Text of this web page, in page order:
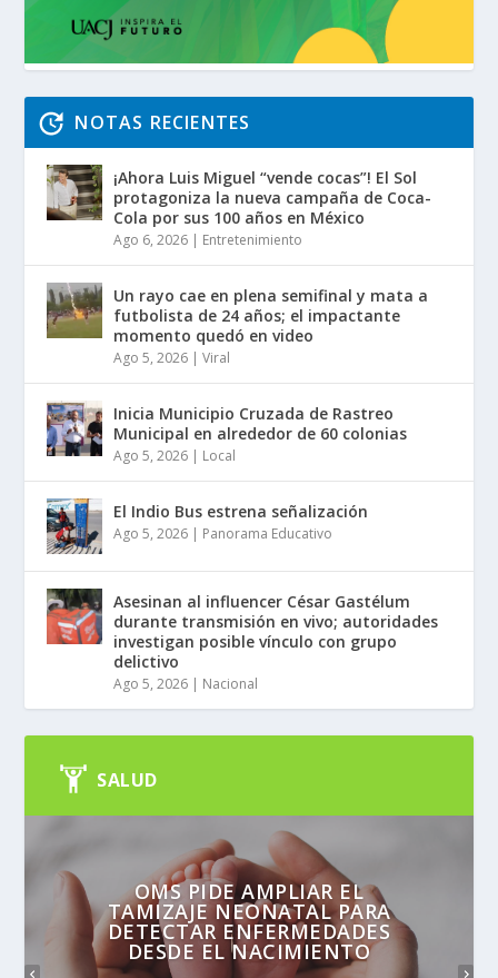
NOTAS RECIENTES
¡Ahora Luis Miguel “vende cocas”! El Sol
protagoniza la nueva campaña de Coca-
Cola por sus 100 años en México
Ago 6, 2026 | Entretenimiento
Un rayo cae en plena semifinal y mata a
futbolista de 24 años; el impactante
momento quedó en video
Ago 5, 2026 |Viral
Inicia Municipio Cruzada de Rastreo
Municipal en alrededor de 60 colonias
Ago 5, 2026 | Local
El Indio Bus estrena señalización
Ago 5, 2026 | Panorama Educativo
Asesinan al influencer César Gastélum
durante transmisión en vivo; autoridades
investigan posible vínculo con grupo
delictivo
Ago 5, 2026 | Nacional
SALUD
OMS PIDE AMPLIAR EL
TAMIZAJE NEONATAL PARA
DETECTAR ENFERMEDADES
DESDE EL NACIMIENTO